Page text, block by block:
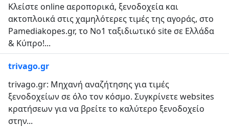
Κλείστε online αεροπορικά, ξενοδοχεία και
ακτοπλοικά στις χαμηλότερες τιμές της αγοράς, στο
Pamediakopes.gr, το Νο1 ταξιδιωτικό site σε Ελλάδα
& Κύπρο!...
trivago.gr
trivago.gr: Μηχανή αναζήτησης για τιμές
ξενοδοχείων σε όλο τον κόσμο. Συγκρίνετε websites
κρατήσεων για να βρείτε το καλύτερο ξενοδοχείο
στην...